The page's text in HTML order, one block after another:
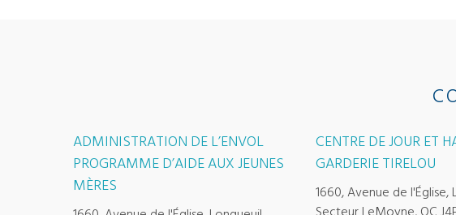
ADMINISTRATION DE L’ENVOL
PROGRAMME D’AIDE AUX JEUNES
MÈRES
CENTRE DE JOUR ET
GARDERIE TIRELOU
1660, Avenue de l'Église,